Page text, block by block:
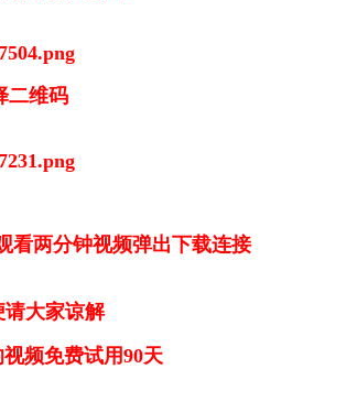
码
视频弹出下载连接
大家谅解
免费试用90天